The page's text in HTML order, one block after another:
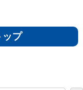
ップ